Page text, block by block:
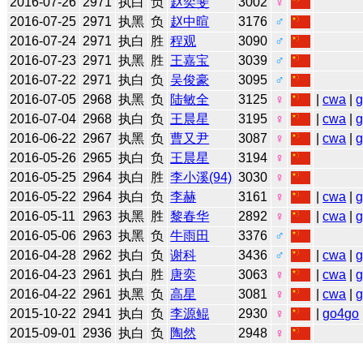
2016-07-25 2971 执黑 负 赵中暄 3176
♂
2016-07-24 2971 执白 胜 程观 3090
♂
2016-07-23 2971 执黑 胜 王嘉宝 3039
♂
2016-07-22 2971 执白 负 吴俊豪 3095
♂
2016-07-05 2968 执黑 负 陆敏全 3125 ♀ |cwa |
2016-07-04 2968 执白 负 王晨星 3195 ♀ |cwa |
2016-06-22 2967 执黑 负 曹又尹 3087 ♀ |cwa |
2016-05-26 2965 执白 负 王晨星 3194
♀
2016-05-25 2964 执白 胜 李小溪(94) 3030
♀
2016-05-22 2964 执白 负 李赫 3161 ♀ |cwa |
2016-05-11
2963 执黑 胜 黎春华 2892 ♀ |cwa |
2016-05-06 2963 执黑 负 牛雨田 3376
♂
2016-04-28 2962 执白 负 谢科 3436 ♂ |cwa |
2016-04-23 2961 执白 胜 唐奕 3063 ♀ |cwa |
2016-04-22 2961 执黑 负 高星 3081 ♀ |cwa |
2015-10-22 2941 执白 负 李源鲲 2930 ♀ |go4go
2015-09-01 2936 执白 负 陶然 2948
♀